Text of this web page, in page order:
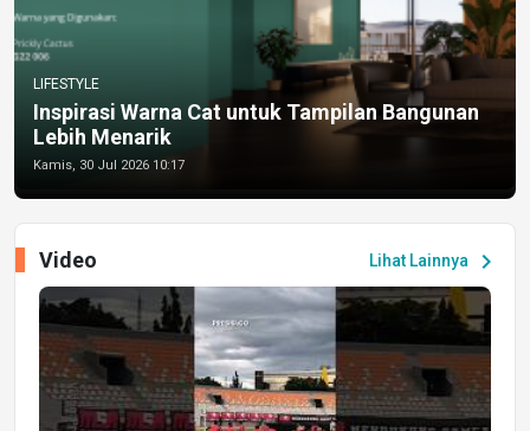
LIFESTYLE
Inspirasi Warna Cat untuk Tampilan Bangunan
Lebih Menarik
Kamis, 30 Jul 2026 10:17
Lihat Lainnya chevron_right
Video